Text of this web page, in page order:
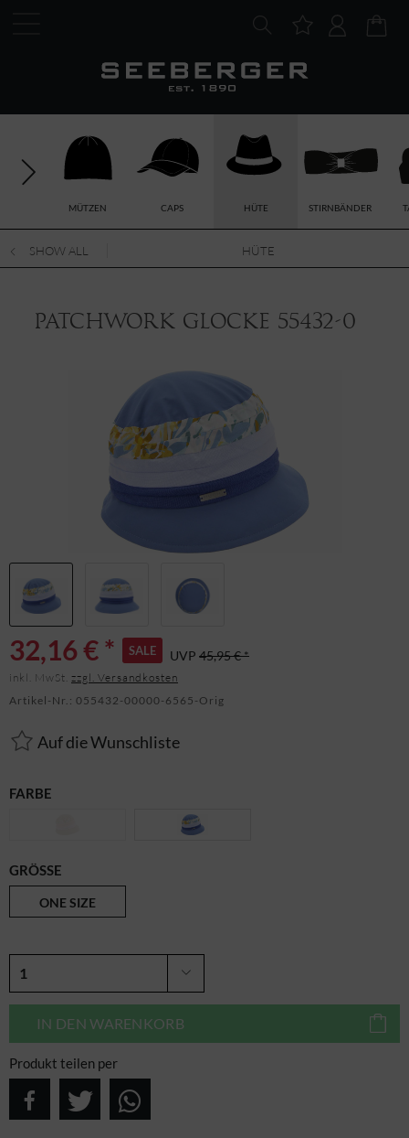
MÜTZEN CAPS HÜTE STIRNBÄNDER
SHOW ALL HÜTE
Patchwork Glocke 55432-0
32,16 € * SALE UVP 45,95 € *
inkl. MwSt. zzgl. Versandkosten
Artikel-Nr.: 055432-00000-6565-Orig
Auf die Wunschliste
FARBE
GRÖSSE
ONE SIZE
IN DEN WARENKORB
Produkt teilen per